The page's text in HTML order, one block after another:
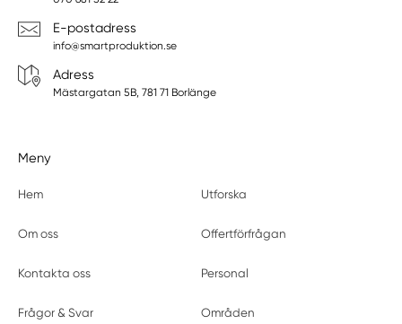
E-postadress
info@smartproduktion.se
Adress
Mästargatan 5B, 781 71 Borlänge
Meny
Hem Utforska
Om oss Offertförfrågan
Kontakta oss Personal
Frågor & Svar Områden